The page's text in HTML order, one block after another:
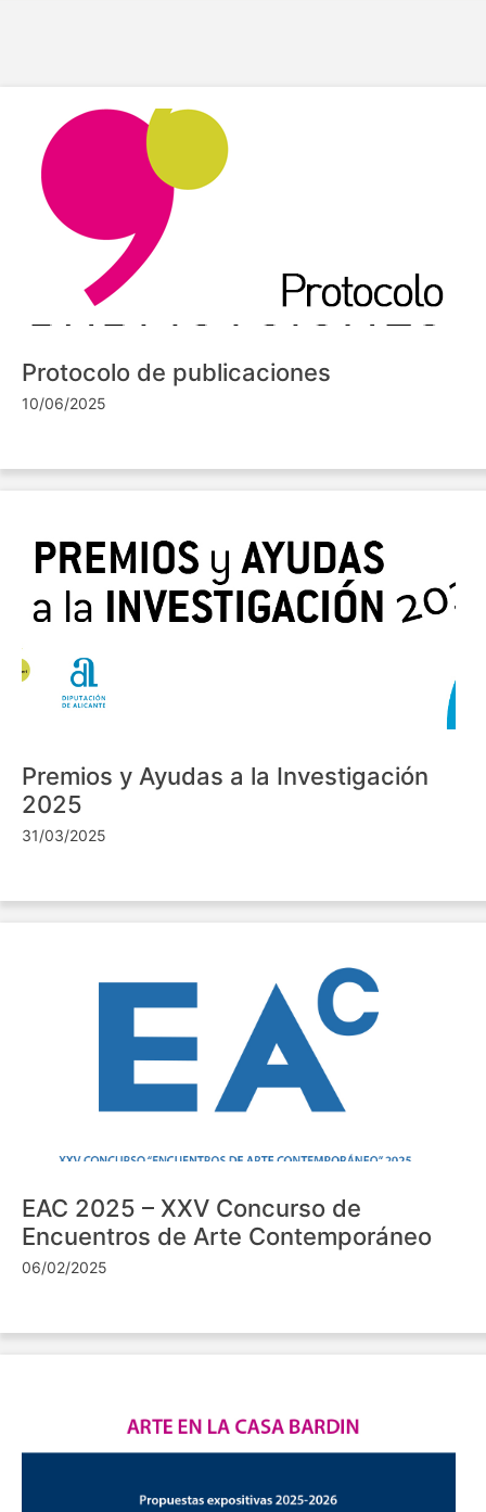
Protocolo de publicaciones
10/06/2025
Premios y Ayudas a la Investigación
2025
31/03/2025
EAC 2025 – XXV Concurso de
Encuentros de Arte Contemporáneo
06/02/2025